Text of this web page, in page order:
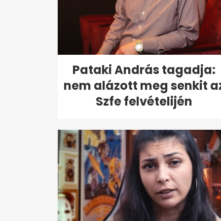
Pataki András tagadja:
nem alázott meg senkit
Szfe felvételijén